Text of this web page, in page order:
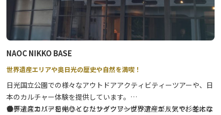
NAOC NIKKO BASE
世界遺産エリアや奥日光の歴史や自然を満喫！
日光国立公園での様々なアウトドアアクティビティーツアーや、日
本のカルチャー体験を提供しています。
世界遺産エリアを中心としたサイクリングツアーが人気で、冬には
●ディスカバー日光サイクリングツアー世界遺産エリアや杉並木な